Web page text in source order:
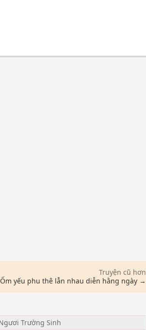
Truyện cũ hơn
Ốm yếu phu thê lẫn nhau diễn hằng ngày →
Trường Sinh